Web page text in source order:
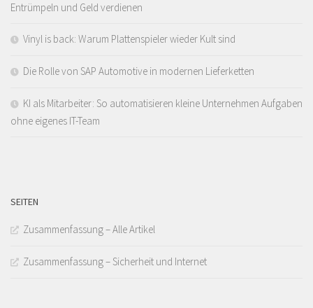
Entrümpeln und Geld verdienen
Vinyl is back: Warum Plattenspieler wieder Kult sind
Die Rolle von SAP Automotive in modernen Lieferketten
KI als Mitarbeiter: So automatisieren kleine Unternehmen Aufgaben
ohne eigenes IT-Team
SEITEN
Zusammenfassung – Alle Artikel
Zusammenfassung – Sicherheit und Internet